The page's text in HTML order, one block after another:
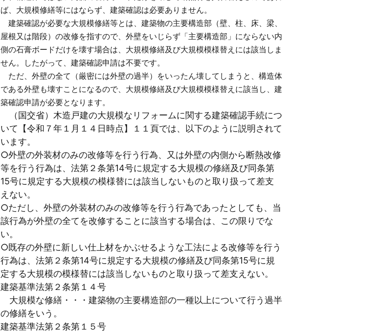
ば、大規模修繕等にはならず、建築確認は必要ありません。
建築確認が必要な大規模修繕等とは、建築物の主要構造部（壁、柱、床、梁、
屋根又は階段）の改修を指すので、外壁をいじらず「主要構造部」にならない内
側の石膏ボードだけを壊す場合は、大規模修繕及び大規模模様替えには該当しま
せん。したがって、建築確認申請は不要です。
ただ、外壁の全て（厳密には外壁の過半）をいったん壊してしまうと、構造体
である外壁も壊すことになるので、大規模修繕及び大規模模様替えに該当し、建
築確認申請が必要となります。
（国交省）木造戸建の大規模なリフォームに関する建築確認手続につ
いて【令和７年１月１４日時点】１１頁では、以下のように説明されて
います。
○外壁の外装材のみの改修等を行う行為、又は外壁の内側から断熱改修
等を行う行為は、法第２条第14号に規定する大規模の修繕及び同条第
15号に規定する大規模の模様替には該当しないものと取り扱って差支
えない。
○ただし、外壁の外装材のみの改修等を行う行為であったとしても、当
該行為が外壁の全てを改修することに該当する場合は、この限りでな
い。
○既存の外壁に新しい仕上材をかぶせるような工法による改修等を行う
行為は、法第２条第14号に規定する大規模の修繕及び同条第15号に規
定する大規模の模様替には該当しないものと取り扱って差支えない。
建築基準法第２条第１４号
大規模な修繕・・・建築物の主要構造部の一種以上について行う過半
の修繕をいう。
建築基準法第２条第１５号